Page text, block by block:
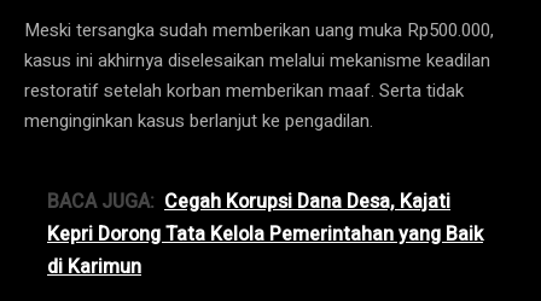
Meski tersangka sudah memberikan uang muka Rp500.000,
kasus ini akhirnya diselesaikan melalui mekanisme keadilan
restoratif setelah korban memberikan maaf. Serta tidak
menginginkan kasus berlanjut ke pengadilan.
BACA JUGA: Cegah Korupsi Dana Desa, Kajati
Kepri Dorong Tata Kelola Pemerintahan yang Baik
di Karimun